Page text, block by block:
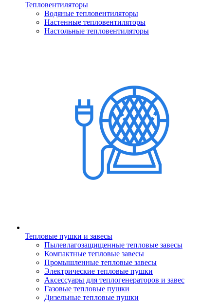
Тепловентиляторы
Водяные тепловентиляторы
Настенные тепловентиляторы
Настольные тепловентиляторы
Тепловые пушки и завесы
Пылевлагозащищенные тепловые завесы
Компактные тепловые завесы
Промышленные тепловые завесы
Электрические тепловые пушки
Аксессуары для теплогенераторов и завес
Газовые тепловые пушки
Дизельные тепловые пушки